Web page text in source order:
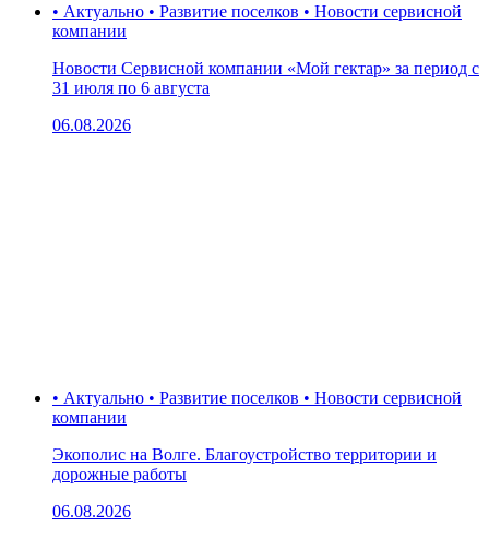
• Актуально • Развитие поселков • Новости сервисной
компании
Новости Сервисной компании «Мой гектар» за период с
31 июля по 6 августа
06.08.2026
• Актуально • Развитие поселков • Новости сервисной
компании
Экополис на Волге. Благоустройство территории и
дорожные работы
06.08.2026